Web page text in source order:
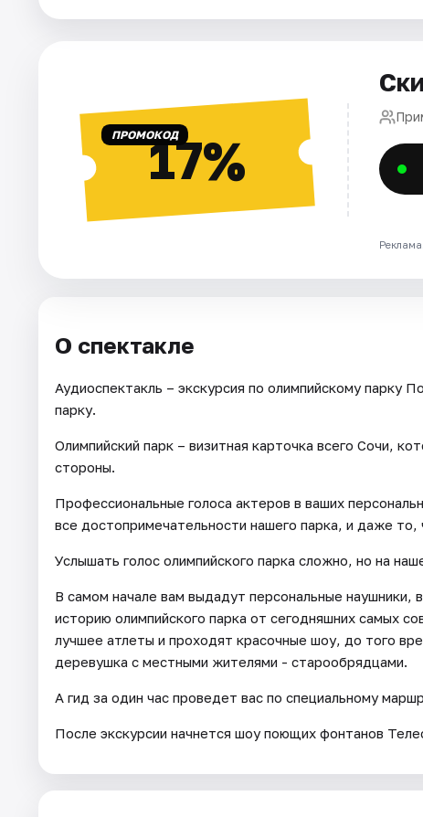
Артисты
Рейтинги
ПРОМОКОД17%
О спектакле
Аудиоспектакль – экскурсия по олимпийскому парку
парку.
Олимпийский парк – визитная карточка всего Сочи,
стороны.
Профессиональные голоса актеров в ваших
все достопримечательности нашего парка, и даже то,
Услышать голос олимпийского парка сложно, но на
В самом начале вам выдадут персональные
историю олимпийского парка от сегодняшних самых
лучшее атлеты и проходят красочные шоу, до того
деревушка с местными жителями - старообрядцами.
А гид за один час проведет вас по специальному
После экскурсии начнется шоу поющих фонтанов